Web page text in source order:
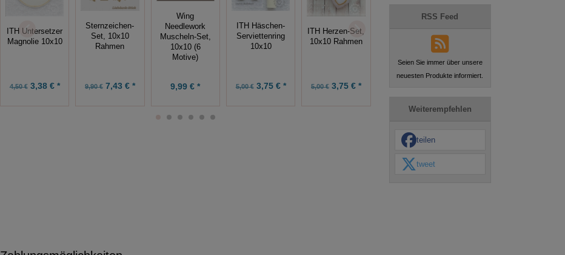
ITH Untersetzer
Magnolie 10x10
4,50 €3,38 € *
Sternzeichen-
Set, 10x10
Rahmen
9,90 €7,43 € *
Wing
Needlework
Muscheln-Set,
10x10 (6
Motive)
9,99 € *
ITH Häschen-
Serviettenring
10x10
5,00 €3,75 € *
ITH Herzen-Set,
10x10 Rahmen
5,00 €3,75 € *
Schäfchen-Set
16x26 Rahmen
RSS Feed
Seien Sie immer über unsere
neuesten Produkte informiert.
Weiterempfehlen
teilen
tweet